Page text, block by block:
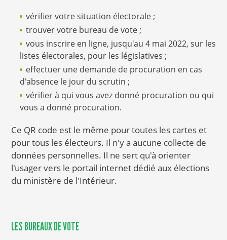
vérifier votre situation électorale ;
trouver votre bureau de vote ;
vous inscrire en ligne, jusqu'au 4 mai 2022, sur les
listes électorales, pour les législatives ;
effectuer une demande de procuration en cas
d'absence le jour du scrutin ;
vérifier à qui vous avez donné procuration ou qui
vous a donné procuration.
Ce QR code est le même pour toutes les cartes et
pour tous les électeurs. Il n'y a aucune collecte de
données personnelles. Il ne sert qu'à orienter
l'usager vers le portail internet dédié aux élections
du ministère de l'Intérieur.
LES BUREAUX DE VOTE